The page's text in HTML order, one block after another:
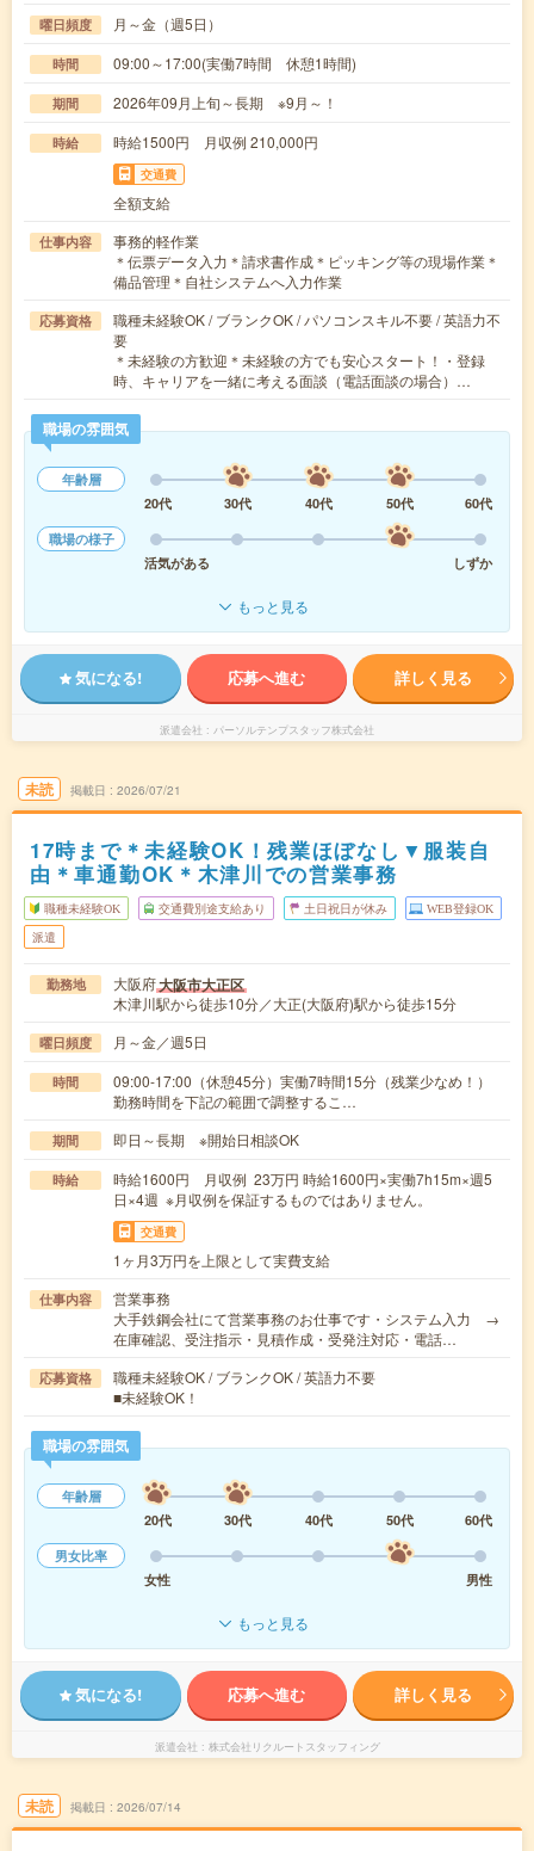
曜日頻度 月～金（週5日）
時間 09:00～17:00(実働7時間 休憩1時間)
期間 2026年09月上旬～長期 ※9月～！
時給 時給1500円 月収例 210,000円
交通費
全額支給
仕事内容
事務的軽作業
＊伝票データ入力＊請求書作成＊ピッキング等の現場作業＊
備品管理＊自社システムへ入力作業
応募資格
職種未経験OK / ブランクOK / パソコンスキル不要 / 英語力不
要
＊未経験の方歓迎＊未経験の方でも安心スタート！・登録
時、キャリアを一緒に考える面談（電話面談の場合）…
職場の雰囲気
年齢層
20代
30代 40代 50代
60代
職場の様子
活気がある
しずか
もっと見る
気になる! 応募へ進む 詳しく見る
派遣会社 パーソルテンプスタッフ株式会社
未読 掲載日 2026/07/21
17時まで＊未経験OK！残業ほぼなし▼服装自
由＊車通勤OK＊木津川での営業事務
職種未経験OK 交通費別途支給あり 土日祝日が休み WEB登録OK
派遣
勤務地 大阪府大阪市大正区
木津川駅から徒歩10分／大正(大阪府)駅から徒歩15分
曜日頻度 月～金／週5日
時間
09:00-17:00（休憩45分）実働7時間15分（残業少なめ！）
勤務時間を下記の範囲で調整するこ…
期間 即日～長期 ※開始日相談OK
時給
時給1600円 月収例 23万円 時給1600円×実働7h15m×週5
日×4週 ※月収例を保証するものではありません。
交通費
1ヶ月3万円を上限として実費支給
仕事内容
営業事務
大手鉄鋼会社にて営業事務のお仕事です・システム入力 →
在庫確認、受注指示・見積作成・受発注対応・電話…
応募資格
職種未経験OK / ブランクOK / 英語力不要
■未経験OK！
職場の雰囲気
年齢層
20代
30代 40代 50代
60代
男女比率
女性
男性
もっと見る
気になる! 応募へ進む 詳しく見る
派遣会社 株式会社リクルートスタッフィング
未読 掲載日 2026/07/14